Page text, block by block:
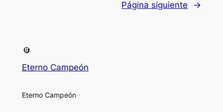
Página siguiente →
Eterno Campeón
Eterno Campeón